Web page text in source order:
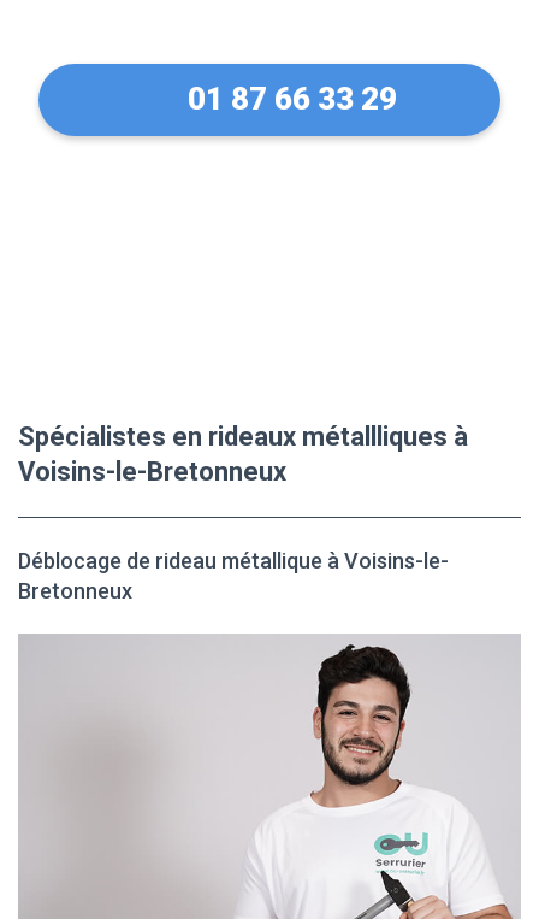
01 87 66 33 29
Spécialistes en rideaux métallliques à
Voisins-le-Bretonneux
Déblocage de rideau métallique à Voisins-le-
Bretonneux